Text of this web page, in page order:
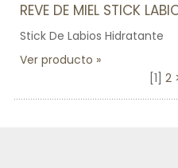
REVE DE MIEL STICK
Stick De Labios Hidratante
Ver producto
1 2